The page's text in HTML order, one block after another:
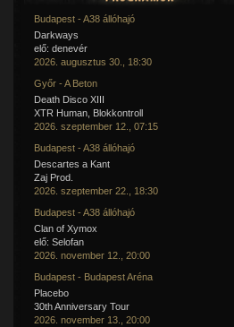
Budapest - A38 állóhajó
Darkways
elő: denevér
2026. augusztus 30., 18:30
Győr - A Beton
Death Disco XIII
XTR Human, Blokkontroll
2026. szeptember 12., 07:15
Budapest - A38 állóhajó
Descartes a Kant
Zaj Prod.
2026. szeptember 22., 18:30
Budapest - A38 állóhajó
Clan of Xymox
elő: Selofan
2026. november 12., 20:00
Budapest - Budapest Aréna
Placebo
30th Anniversary Tour
2026. november 13., 20:00